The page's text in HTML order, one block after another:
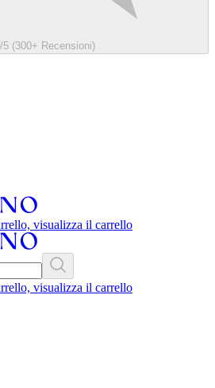
5 (300+ Recensioni)
visualizza il carrello
visualizza il carrello